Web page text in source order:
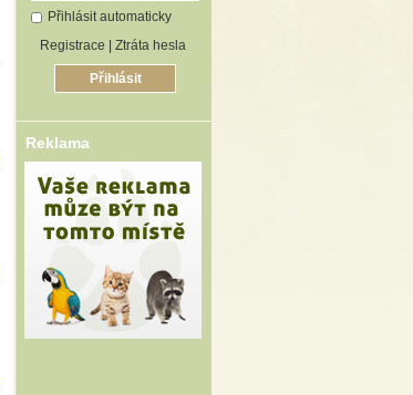
Přihlásit automaticky
Registrace
Ztráta hesla
Reklama